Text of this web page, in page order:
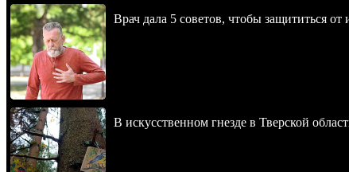
Врач дала 5 советов, чтобы защититься от
В искусственном гнезде в Тверской